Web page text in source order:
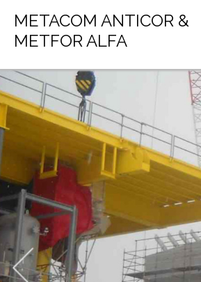
METACOM ANTICOR &
METFOR ALFA